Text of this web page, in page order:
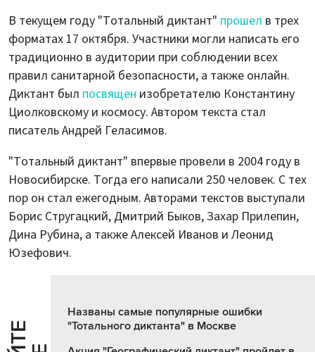
В текущем году "Тотальный диктант" прошел в трех
форматах 17 октября. Участники могли написать его
традиционно в аудитории при соблюдении всех
правил санитарной безопасности, а также онлайн.
Диктант был посвящен изобретателю Константину
Циолковскому и космосу. Автором текста стал
писатель Андрей Геласимов.
"Тотальный диктант" впервые провели в 2004 году в
Новосибирске. Тогда его написали 250 человек. С тех
пор он стал ежегодным. Авторами текстов выступали
Борис Стругацкий, Дмитрий Быков, Захар Прилепин,
Дина Рубина, а также Алексей Иванов и Леонид
Юзефович.
Названы самые популярные ошибки
"Тотального диктанта" в Москве